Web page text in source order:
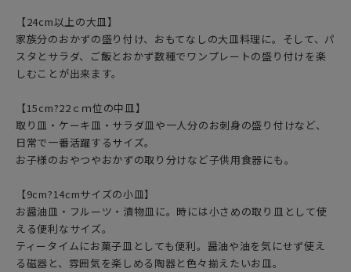
【24cm以上の大皿】
家族分のおかずの盛り付け、おもてなしの大皿料理に。そして、パ
スタとサラダ、ご飯とおかず数種でワンプレートの盛り付けを楽
しむことが出来ます。
【15cm?22ｃｍ位の中皿】
取り皿・ケーキ皿・サラダ皿や一人分のお刺身の盛り付けなど、
日常で一番活躍するサイズ。
お子様のおやつやおかずの取り分けなど子供用食器にも。
【9cm?14cmサイズの小皿】
お醤油皿・フルーツ・漬物皿に。時には小さめの取り皿として使
える便利なサイズ。
ティータイムにお菓子皿としても便利。醤油や油を気にせず使え
る磁器と、雰囲気を楽しめる陶器と色々揃えたいお皿。